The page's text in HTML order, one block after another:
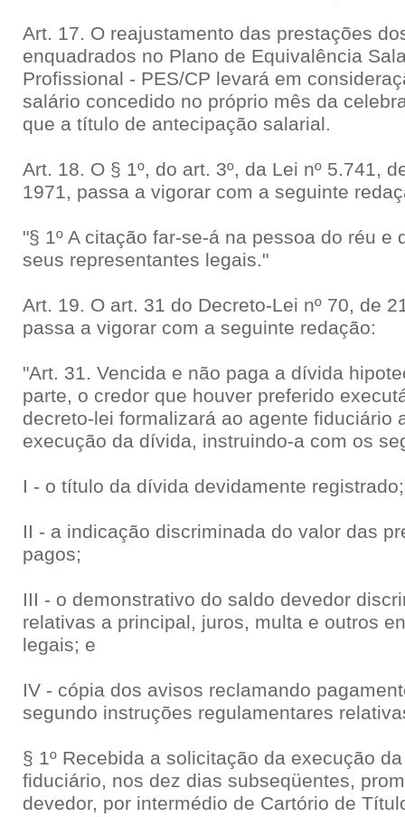
Art. 17. O reajustamento das prestações
enquadrados no Plano de Equivalência
Profissional - PES/CP levará em
salário concedido no próprio mês da
que a título de antecipação salarial.
Art. 18. O § 1º, do art. 3º, da Lei nº 5.741,
1971, passa a vigorar com a seguinte
"§ 1º A citação far-se-á na pessoa do réu e
seus representantes legais."
Art. 19. O art. 31 do Decreto-Lei nº 70, de
passa a vigorar com a seguinte redação:
"Art. 31. Vencida e não paga a dívida
parte, o credor que houver preferido
decreto-lei formalizará ao agente fiduciário
execução da dívida, instruindo-a com os
I - o título da dívida devidamente registrado;
II - a indicação discriminada do valor das
pagos;
III - o demonstrativo do saldo devedor
relativas a principal, juros, multa e outros
legais; e
IV - cópia dos avisos reclamando
segundo instruções regulamentares
§ 1º Recebida a solicitação da execução
fiduciário, nos dez dias subseqüentes,
devedor, por intermédio de Cartório de